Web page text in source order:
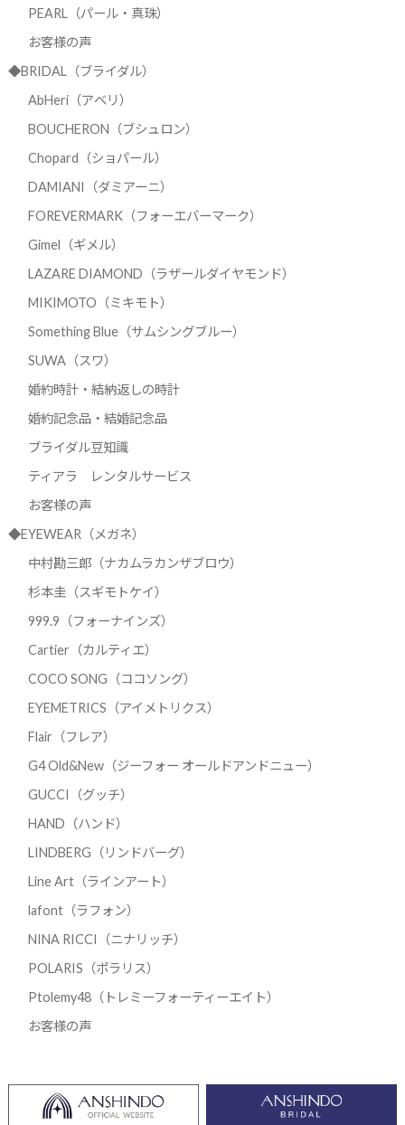
PEARL（パール・真珠）
お客様の声
◆BRIDAL（ブライダル）
AbHeri（アベリ）
BOUCHERON（ブシュロン）
Chopard（ショパール）
DAMIANI（ダミアーニ）
FOREVERMARK（フォーエバーマーク）
Gimel（ギメル）
LAZARE DIAMOND（ラザールダイヤモンド）
MIKIMOTO（ミキモト）
Something Blue（サムシングブルー）
SUWA（スワ）
婚約時計・結納返しの時計
婚約記念品・結婚記念品
ブライダル豆知識
ティアラ レンタルサービス
お客様の声
◆EYEWEAR（メガネ）
中村勘三郎（ナカムラカンザブロウ）
杉本圭（スギモトケイ）
999.9（フォーナインズ）
Cartier（カルティエ）
COCO SONG（ココソング）
EYEMETRICS（アイメトリクス）
Flair（フレア）
G4 Old&New（ジーフォー オールドアンドニュー）
GUCCI（グッチ）
HAND（ハンド）
LINDBERG（リンドバーグ）
Line Art（ラインアート）
lafont（ラフォン）
NINA RICCI（ニナリッチ）
POLARIS（ポラリス）
Ptolemy48（トレミーフォーティーエイト）
お客様の声